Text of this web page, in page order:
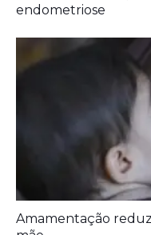
endometriose
Amamentação